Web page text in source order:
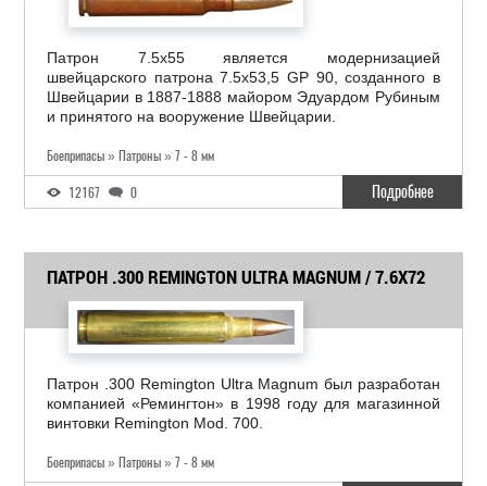
Патрон 7.5x55 является модернизацией
швейцарского патрона 7.5x53,5 GP 90, созданного в
Швейцарии в 1887-1888 майором Эдуардом Рубиным
и принятого на вооружение Швейцарии.
Боеприпасы » Патроны » 7 - 8 мм
12167 0 Подробнее
ПАТРОН .300 REMINGTON ULTRA MAGNUM / 7.6X72
Патрон .300 Remington Ultra Magnum был разработан
компанией «Ремингтон» в 1998 году для магазинной
винтовки Remington Mod. 700.
Боеприпасы » Патроны » 7 - 8 мм